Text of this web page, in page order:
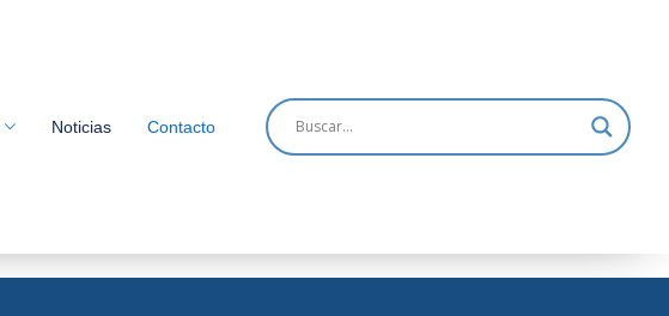
Noticias Contacto